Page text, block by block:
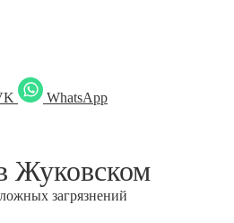
WhatsApp
Жуковском
загрязнений